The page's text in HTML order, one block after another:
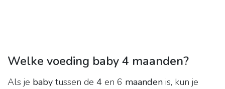
Welke voeding baby 4 maanden?
Als je baby tussen de 4 en 6 maanden is, kun je